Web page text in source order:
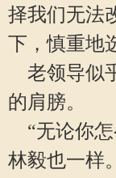
择我们无法
下，慎重地
老领导似
的肩膀。
“无论你怎
林毅也一样